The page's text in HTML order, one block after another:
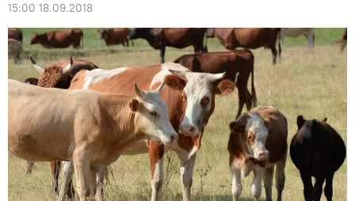
15:00 18.09.2018